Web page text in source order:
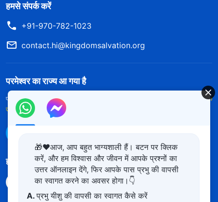
हमसे संपर्क करें
+91-970-782-1023
contact.hi@kingdomsalvation.org
परमेश्वर का राज्य आ गया है
परमेश्वर का राज्य पृथ्वी पर आ गया है! क्या आप इसमें प्रवेश करना चाहते हैं?
और अधिक
जानें
हमारा अनुसरण करें
🎁❤️आज, आप बहुत भाग्यशाली हैं। बटन पर क्लिक
करें, और हम विश्वास और जीवन में आपके प्रश्नों का
उत्तर ऑनलाइन देंगे, फिर आपके पास प्रभु की वापसी
का स्वागत करने का अवसर होगा।👇
A.प्रभु यीशु की वापसी का स्वागत कैसे करें